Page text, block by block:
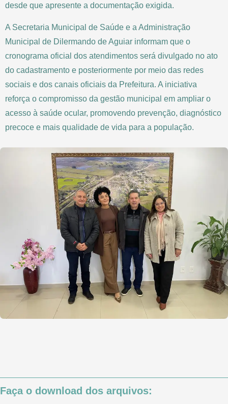
desde que apresente a documentação exigida.
A Secretaria Municipal de Saúde e a Administração
Municipal de Dilermando de Aguiar informam que o
cronograma oficial dos atendimentos será divulgado no ato
do cadastramento e posteriormente por meio das redes
sociais e dos canais oficiais da Prefeitura. A iniciativa
reforça o compromisso da gestão municipal em ampliar o
acesso à saúde ocular, promovendo prevenção, diagnóstico
precoce e mais qualidade de vida para a população.
Faça o download dos arquivos: